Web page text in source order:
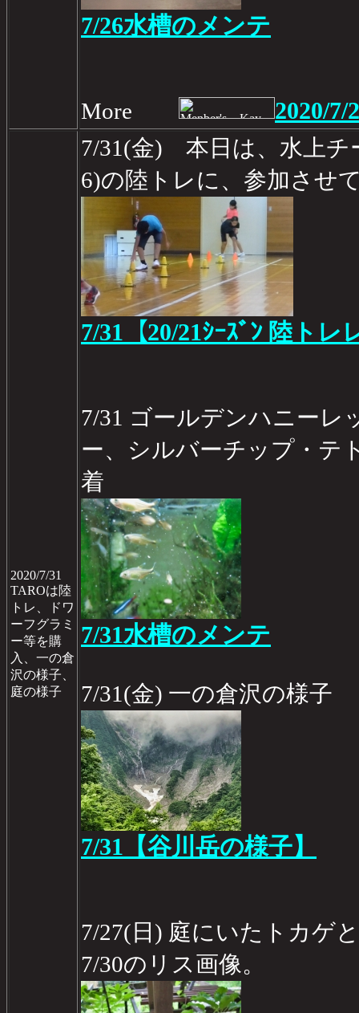
7/26水槽のメンテ
More 2020/7/
2020/7/31
TAROは陸
トレ、ドワ
ーフグラミ
ー等を購
入、一の倉
沢の様子、
庭の様子
7/31(金) 本日は、水上チ
6)の陸トレに、参加させ
7/31【20/21ｼｰｽﾞﾝ 陸トレ
7/31 ゴールデンハニーレ
ー、シルバーチップ・テ
着
7/31水槽のメンテ
7/31(金) 一の倉沢の様子
7/31【谷川岳の様子】
7/27(日) 庭にいたトカゲ
7/30のリス画像。